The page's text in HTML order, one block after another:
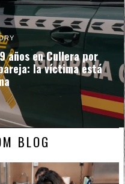
años en Cullera por
la víctima está
BLOG